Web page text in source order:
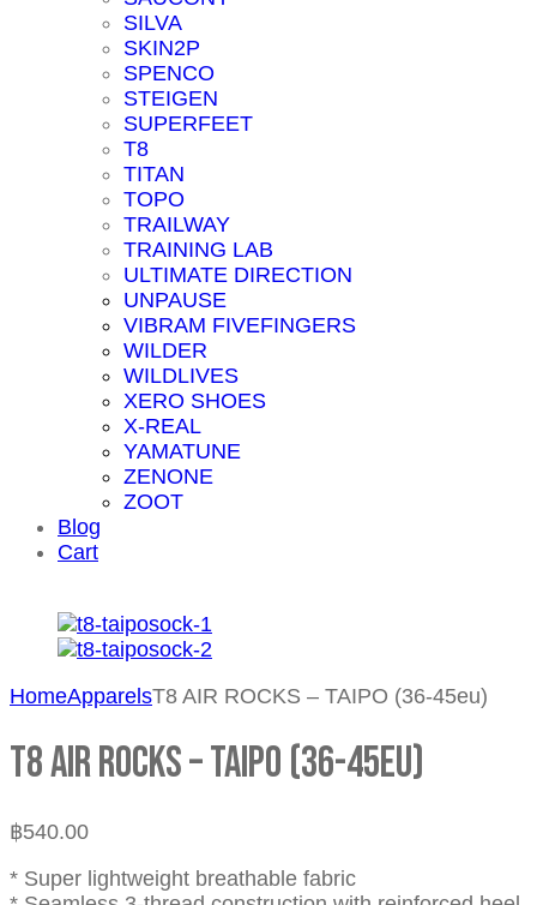
SILVA
SKIN2P
SPENCO
STEIGEN
SUPERFEET
T8
TITAN
TOPO
TRAILWAY
TRAINING LAB
ULTIMATE DIRECTION
UNPAUSE
VIBRAM FIVEFINGERS
WILDER
WILDLIVES
XERO SHOES
X-REAL
YAMATUNE
ZENONE
ZOOT
Blog
Cart
HomeApparelsT8 AIR ROCKS – TAIPO (36-45eu)
T8 AIR ROCKS – TAIPO (36-45eu)
฿540.00
* Super lightweight breathable fabric